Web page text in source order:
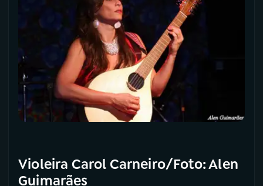
Violeira Carol Carneiro/Foto: Alen
Guimarães